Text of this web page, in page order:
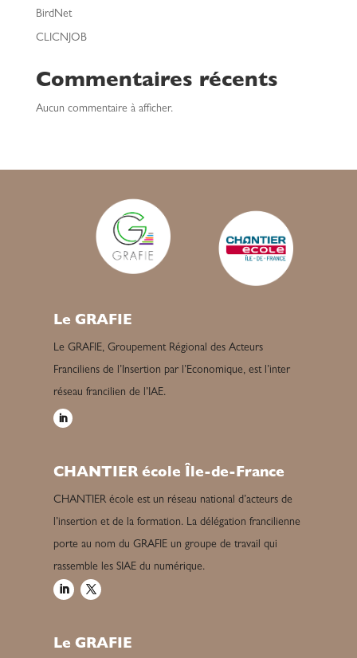
BirdNet
CLICNJOB
Commentaires récents
Aucun commentaire à afficher.
Le GRAFIE
Le GRAFIE, Groupement Régional des Acteurs
Franciliens de l’Insertion par l’Economique, est l’inter
réseau francilien de l’IAE.
CHANTIER école Île-de-France
CHANTIER école est un réseau national d’acteurs de
l’insertion et de la formation. La délégation francilienne
porte au nom du GRAFIE un groupe de travail qui
rassemble les SIAE du numérique.
Le GRAFIE